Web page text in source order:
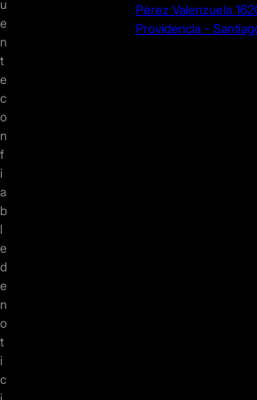
u
e
n
t
e
c
o
n
f
i
a
b
l
e
d
e
n
o
t
i
c
Pérez Valenzuela
Providencia -